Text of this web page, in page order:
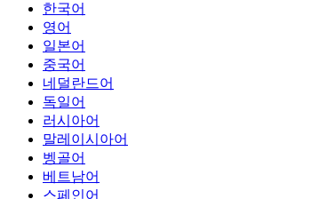
한국어
영어
일본어
중국어
네덜란드어
독일어
러시아어
말레이시아어
벵골어
베트남어
스페인어